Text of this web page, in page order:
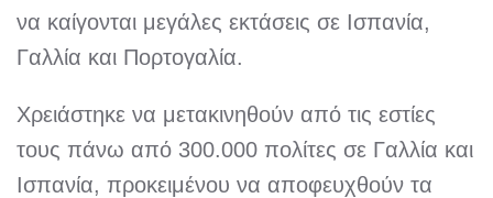
να καίγονται μεγάλες εκτάσεις σε Ισπανία,
Γαλλία και Πορτογαλία.
Χρειάστηκε να μετακινηθούν από τις εστίες
τους πάνω από 300.000 πολίτες σε Γαλλία και
Ισπανία, προκειμένου να αποφευχθούν τα